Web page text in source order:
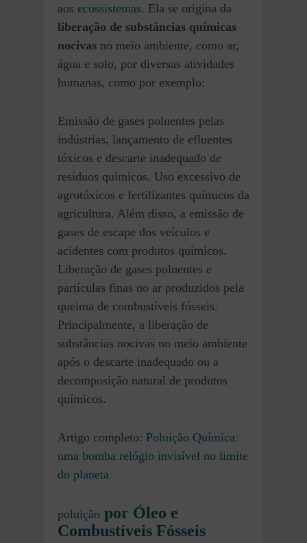
aos ecossistemas. Ela se origina da
liberação de substâncias químicas
nocivas no meio ambiente, como ar,
água e solo, por diversas atividades
humanas, como por exemplo:
Emissão de gases poluentes pelas
indústrias, lançamento de efluentes
tóxicos e descarte inadequado de
resíduos químicos. Uso excessivo de
agrotóxicos e fertilizantes químicos da
agricultura. Além disso, a emissão de
gases de escape dos veículos e
acidentes com produtos químicos.
Liberação de gases poluentes e
partículas finas no ar produzidos pela
queima de combustíveis fósseis.
Principalmente, a liberação de
substâncias nocivas no meio ambiente
após o descarte inadequado ou a
decomposição natural de produtos
químicos.
Artigo completo: Poluição Química:
uma bomba relógio invisível no limite
do planeta
poluição por Óleo e
Combustíveis Fósseis